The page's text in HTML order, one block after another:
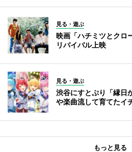
見る・遊ぶ
映画「ハチミツとクロ
リバイバル上映
見る・遊ぶ
渋谷にすとぷり「縁
や楽曲流して育てたイ
もっと見る